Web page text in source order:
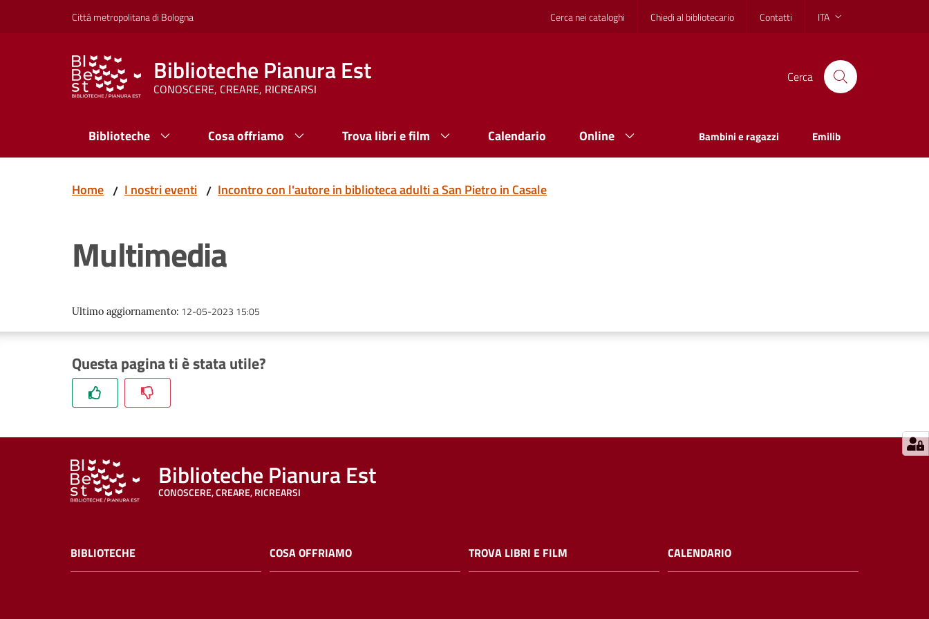
Vai al contenuto
Vai alla navigazioneCittà metropolitana di Bologna Cerca nei cataloghi Chiedi al bibliotecario Contatti ITA
Biblioteche Pianura Est
CONOSCERE, CREARE, RICREARSI
Cerca
Biblioteche Cosa offriamo Trova libri e film Calendario Online Bambini e ragazzi Emilib
Home / I nostri eventi / Incontro con l'autore in biblioteca adulti a San Pietro in Casale
Multimedia
Ultimo aggiornamento: 12-05-2023 15:05
Questa pagina ti è stata utile?
Biblioteche Pianura Est
CONOSCERE, CREARE, RICREARSI
BIBLIOTECHE COSA OFFRIAMO TROVA LIBRI E FILM CALENDARIO